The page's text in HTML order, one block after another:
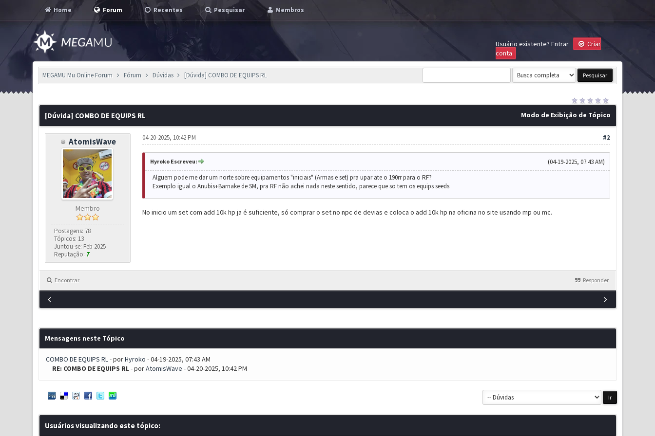
Home Forum Recentes Pesquisar Membros
Usuário existente? Entrar
Criar
conta
MEGAMU Mu Online Forum Fórum Dúvidas [Dúvida] COMBO DE EQUIPS RL
Modo de Exibição de Tópico
[Dúvida] COMBO DE EQUIPS RL
AtomisWave
Membro
Postagens: 78
Tópicos: 13
Juntou-se: Feb 2025
Reputação: 7
#2
04-20-2025, 10:42 PM
(04-19-2025, 07:43 AM)
Hyroko Escreveu:
Alguem pode me dar um norte sobre equipamentos "iniciais" (Armas e set) pra upar ate o 190rr para o RF?
Exemplo igual o Anubis+Barnake de SM, pra RF não achei nada neste sentido, parece que so tem os equips seeds
No inicio um set com add 10k hp ja é suficiente, só comprar o set no npc de devias e coloca o add 10k hp na oficina no site usando mp ou mc.
Encontrar Responder
Mensagens neste Tópico
COMBO DE EQUIPS RL- porHyroko - 04-19-2025, 07:43 AM
RE: COMBO DE EQUIPS RL- porAtomisWave - 04-20-2025, 10:42 PM
Usuários visualizando este tópico: